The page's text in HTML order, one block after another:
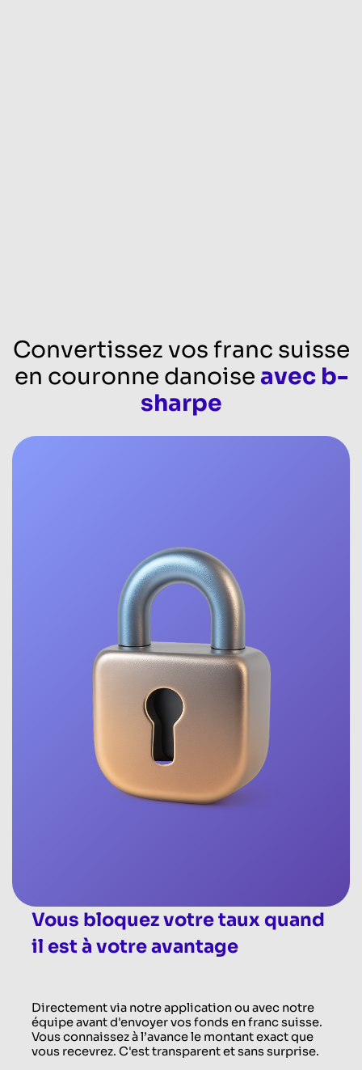
Convertissez vos franc suisse
en couronne danoise avec b-
sharpe
Vous bloquez votre taux quand
il est à votre avantage
Directement via notre application ou avec notre
équipe avant d'envoyer vos fonds en franc suisse.
Vous connaissez à l’avance le montant exact que
vous recevrez. C'est transparent et sans surprise.